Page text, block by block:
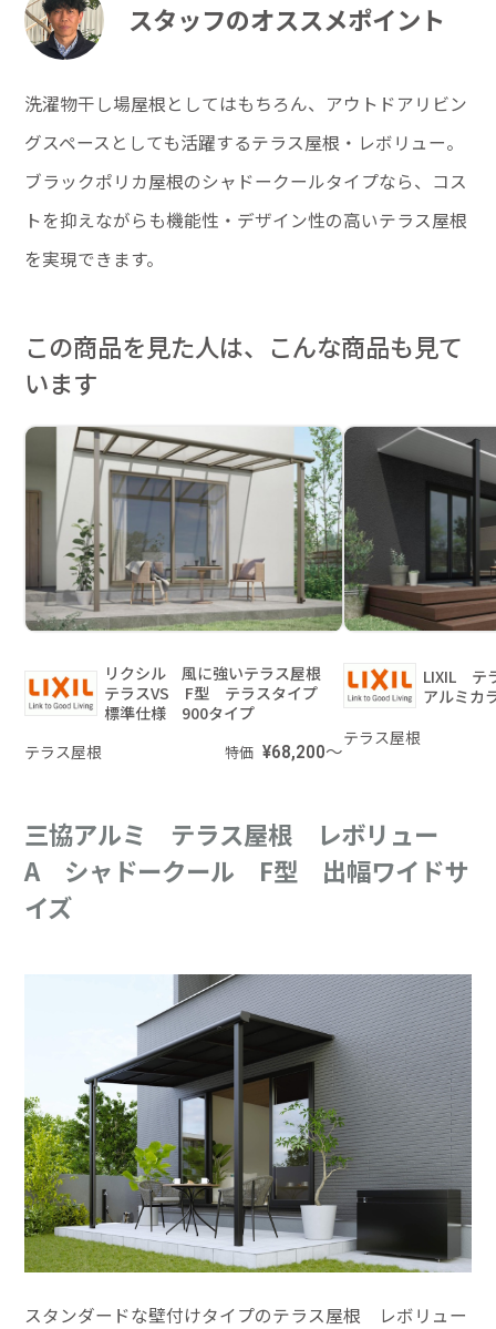
スタッフのオススメポイント
洗濯物干し場屋根としてはもちろん、アウトドアリビン
グスペースとしても活躍するテラス屋根・レボリュー。
ブラックポリカ屋根のシャドークールタイプなら、コス
トを抑えながらも機能性・デザイン性の高いテラス屋根
を実現できます。
この商品を見た人は、こんな商品も見て
います
リクシル 風に強いテラス屋根
テラスVS F型 テラスタイプ
標準仕様 900タイプ
テラス屋根
特価 ¥68,200～
LIXIL テ
アルミカ
テラス屋根
三協アルミ テラス屋根 レボリュー
A シャドークール F型 出幅ワイドサ
イズ
スタンダードな壁付けタイプのテラス屋根 レボリュー